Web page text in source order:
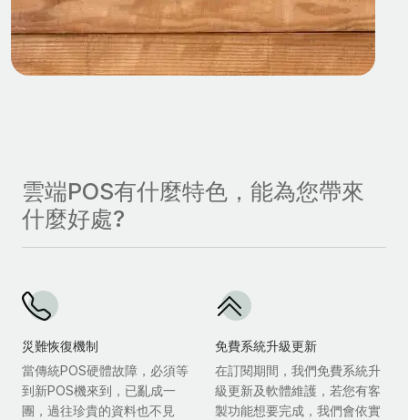
雲端POS有什麼特色，能為您帶來
什麼好處?
災難恢復機制
當傳統POS硬體故障，必須等
到新POS機來到，已亂成一
團，過往珍貴的資料也不見
免費系統升級更新
在訂閱期間，我們免費系統升
級更新及軟體維護，若您有客
製功能想要完成，我們會依實